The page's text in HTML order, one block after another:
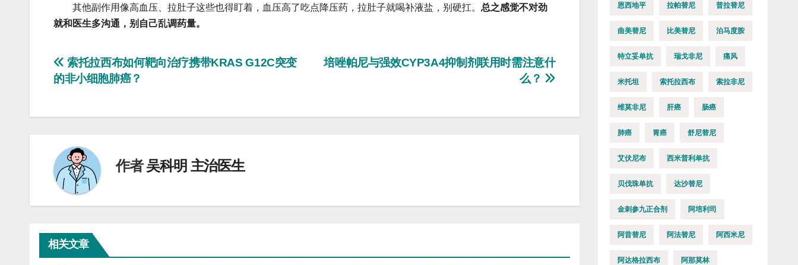
其他副作用像高血压、拉肚子这些也得盯着，血压高了吃点降压药，拉肚子就喝补液盐，别硬扛。 总之感觉不对劲
就和医生多沟通，别自己乱调药量。
文
章
导
培唑帕尼与强效CYP3A4抑制剂联用时需注意什
么？
索托拉西布如何靶向治疗携带KRAS G12C突变
的非小细胞肺癌？
作者吴科明 主治医生
相关文章
恩西地平 拉帕替尼 普拉替尼
曲美替尼 比美替尼 泊马度胺
特立妥单抗 瑞戈非尼 痛风
米托坦 索托拉西布 索拉非尼
维莫非尼 肝癌 肠癌
肺癌 胃癌 舒尼替尼
艾伏尼布 西米普利单抗
贝伐珠单抗 达沙替尼
金刺参九正合剂 阿培利司
阿昔替尼 阿法替尼 阿西米尼
阿达格拉西布 阿那莫林